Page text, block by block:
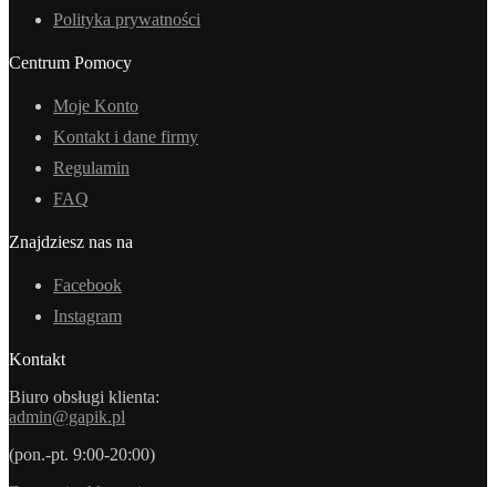
Polityka prywatności
Centrum Pomocy
Moje Konto
Kontakt i dane firmy
Regulamin
FAQ
Znajdziesz nas na
Facebook
Instagram
Kontakt
Biuro obsługi klienta:
admin@gapik.pl
(pon.-pt. 9:00-20:00)